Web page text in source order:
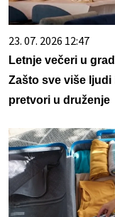
23. 07. 2026 12:47
Letnje večeri u
Zašto sve više
pretvori u druženje